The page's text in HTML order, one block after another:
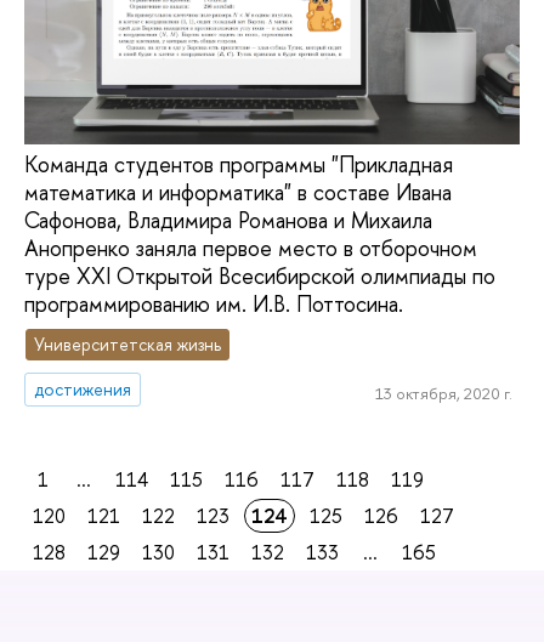
Команда студентов программы "Прикладная
математика и информатика" в составе Ивана
Сафонова, Владимира Романова и Михаила
Анопренко заняла первое место в отборочном
туре XXI Открытой Всесибирской олимпиады по
программированию им. И.В. Поттосина.
Университетская жизнь
достижения
13 октября, 2020 г.
1 ... 114 115 116 117 118
119
120
121 122 123 124 125 126
127
128
129 130 131 132 133 ... 165